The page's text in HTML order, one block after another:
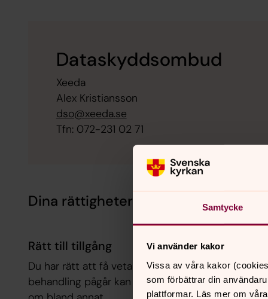
Samtycke
Vi använder kakor
Vissa av våra kakor
som förbättrar din
plattformar. Läs mer om
Dataskyddsombud
Xeeda
Alex Kristiansson
dso@xeeda.se
Tfn: 072-231 02 71
Dina rättigheter
Rätt till tillgång
Du har rätt att få veta ifall personuppgifter som
behandling pågår kan du få tillgång till